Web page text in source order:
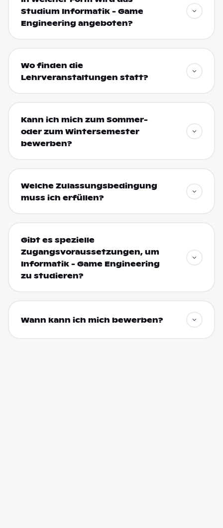
Studium Informatik - Game
Engineering angeboten?
Wo finden die
Lehrveranstaltungen statt?
Kann ich mich zum Sommer-
oder zum Wintersemester
bewerben?
Welche Zulassungsbedingung
muss ich erfüllen?
Gibt es spezielle
Zugangsvoraussetzungen, um
Informatik - Game Engineering
zu studieren?
Wann kann ich mich bewerben?